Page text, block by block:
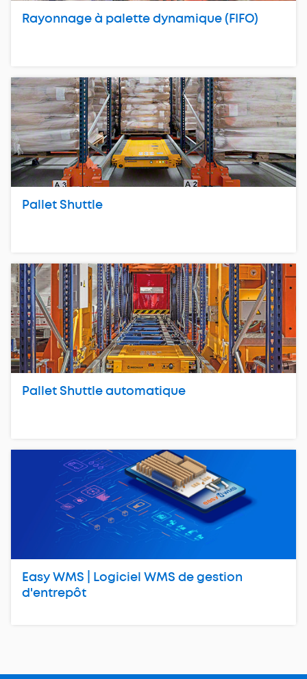
Rayonnage à palette dynamique (FIFO)
Pallet Shuttle
Pallet Shuttle automatique
Easy WMS | Logiciel WMS de gestion
d'entrepôt